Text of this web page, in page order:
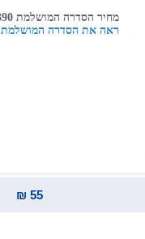
מחיר הסדרה המושלמת 390 ש' במקום 1870 ש'
ראה את הסדרה המושלמת
55 ₪